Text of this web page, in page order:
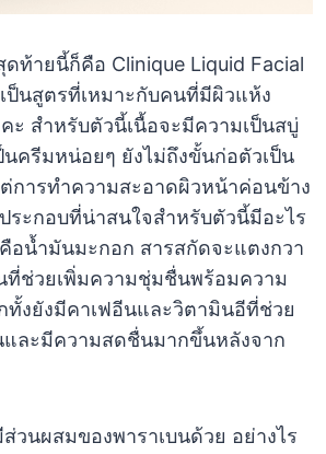
ท้ายนี้ก็คือ Clinique Liquid Facial
ป็นสูตรที่เหมาะกับคนที่มีผิวแห้ง
ะ สำหรับตัวนี้เนื้อจะมีความเป็นสบู่
นครีมหน่อยๆ ยังไม่ถึงขั้นก่อตัวเป็น
ารทำความสะอาดผิวหน้าค่อนข้าง
ระกอบที่น่าสนใจสำหรับตัวนี้มีอะไร
อน้ำมันมะกอก สารสกัดจะแตงกวา
ช่วยเพิ่มความชุ่มชื่นพร้อมความ
ทั้งยังมีคาเฟอีนและวิตามินอีที่ช่วย
ละมีความสดชื่นมากขึ้นหลังจาก
วนผสมของพาราเบนด้วย อย่างไร